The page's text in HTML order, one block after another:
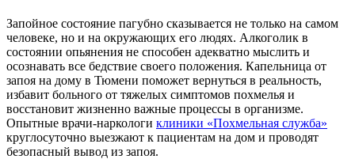
Запойное состояние пагубно сказывается не только на самом
человеке, но и на окружающих его людях. Алкоголик в
состоянии опьянения не способен адекватно мыслить и
осознавать все бедствие своего положения. Капельница от
запоя на дому в Тюмени поможет вернуться в реальность,
избавит больного от тяжелых симптомов похмелья и
восстановит жизненно важные процессы в организме.
Опытные врачи-наркологи клиники «Похмельная служба»
круглосуточно выезжают к пациентам на дом и проводят
безопасный вывод из запоя.